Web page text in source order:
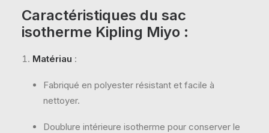
Caractéristiques du sac
isotherme Kipling Miyo :
Matériau :
Fabriqué en polyester résistant et facile à
nettoyer.
Doublure intérieure isotherme pour conserver le